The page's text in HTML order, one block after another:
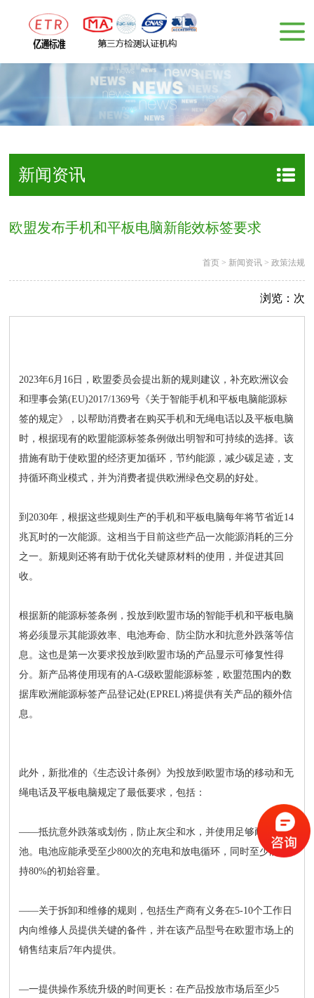
新闻资讯
​欧盟发布手机和平板电脑新能效标签要求
首页> 新闻资讯> 政策法规
浏览： 次
2023年6月16日，欧盟委员会提出新的规则建议，补充欧洲议会
和理事会第(EU)2017/1369号《关于智能手机和平板电脑能源标
签的规定》，以帮助消费者在购买手机和无绳电话以及平板电脑
时，根据现有的欧盟能源标签条例做出明智和可持续的选择。该
措施有助于使欧盟的经济更加循环，节约能源，减少碳足迹，支
持循环商业模式，并为消费者提供欧洲绿色交易的好处。
到2030年，根据这些规则生产的手机和平板电脑每年将节省近14
兆瓦时的一次能源。这相当于目前这些产品一次能源消耗的三分
之一。新规则还将有助于优化关键原材料的使用，并促进其回
收。
根据新的能源标签条例，投放到欧盟市场的智能手机和平板电脑
将必须显示其能源效率、电池寿命、防尘防水和抗意外跌落等信
息。这也是第一次要求投放到欧盟市场的产品显示可修复性得
分。新产品将使用现有的A-G级欧盟能源标签，欧盟范围内的数
据库欧洲能源标签产品登记处(EPREL)将提供有关产品的额外信
息。
此外，新批准的《生态设计条例》为投放到欧盟市场的移动和无
绳电话及平板电脑规定了最低要求，包括：
——抵抗意外跌落或划伤，防止灰尘和水，并使用足够耐用的电
池。电池应能承受至少800次的充电和放电循环，同时至少能保
持80%的初始容量。
——关于拆卸和维修的规则，包括生产商有义务在5-10个工作日
内向维修人员提供关键的备件，并在该产品型号在欧盟市场上的
销售结束后7年内提供。
—一提供操作系统升级的时间更长：在产品投放市场后至少5